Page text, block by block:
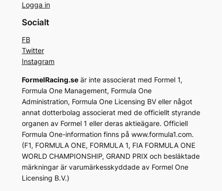
Logga in
Socialt
FB
Twitter
Instagram
FormelRacing.seär inte associerat med Formel 1,
Formula One Management, Formula One
Administration, Formula One Licensing BV eller något
annat dotterbolag associerat med de officiellt styrande
organen av Formel 1 eller deras aktieägare. Officiell
Formula One-information finns på www.formula1.com.
(F1, FORMULA ONE, FORMULA 1, FIA FORMULA ONE
WORLD CHAMPIONSHIP, GRAND PRIX och besläktade
märkningar är varumärkesskyddade av Formel One
Licensing B.V.)